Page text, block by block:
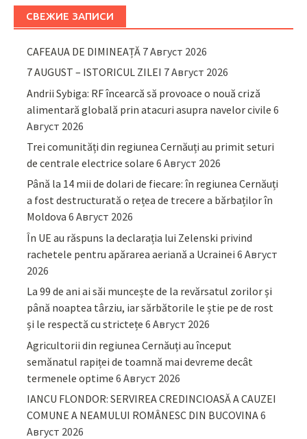
СВЕЖИЕ ЗАПИСИ
CAFEAUA DE DIMINEAȚĂ 7 Август 2026
7 AUGUST – ISTORICUL ZILEI 7 Август 2026
Andrii Sybiga: RF încearcă să provoace o nouă criză
alimentară globală prin atacuri asupra navelor civile 6
Август 2026
Trei comunități din regiunea Cernăuți au primit seturi
de centrale electrice solare 6 Август 2026
Până la 14 mii de dolari de fiecare: în regiunea Cernăuți
a fost destructurată o rețea de trecere a bărbaților în
Moldova 6 Август 2026
În UE au răspuns la declarația lui Zelenski privind
rachetele pentru apărarea aeriană a Ucrainei 6 Август
2026
La 99 de ani ai săi muncește de la revărsatul zorilor și
până noaptea târziu, iar sărbătorile le știe pe de rost
și le respectă cu strictețe 6 Август 2026
Agricultorii din regiunea Cernăuți au început
semănatul rapiței de toamnă mai devreme decât
termenele optime 6 Август 2026
IANCU FLONDOR: SERVIREA CREDINCIOASĂ A CAUZEI
COMUNE A NEAMULUI ROMÂNESC DIN BUCOVINA6
Август 2026